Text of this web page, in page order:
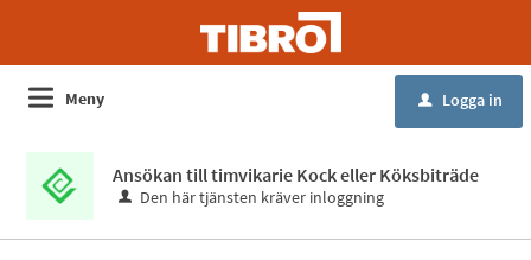
Meny u Logga in
Ansökan till timvikarie Kock eller Köksbiträde
Den här tjänsten kräver inloggning